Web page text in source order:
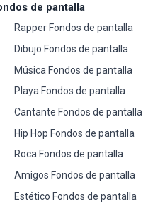
de pantalla
Rapper Fondos de pantalla
Dibujo Fondos de pantalla
Música Fondos de pantalla
Playa Fondos de pantalla
Cantante Fondos de pantalla
Hip Hop Fondos de pantalla
Roca Fondos de pantalla
Amigos Fondos de pantalla
Estético Fondos de pantalla